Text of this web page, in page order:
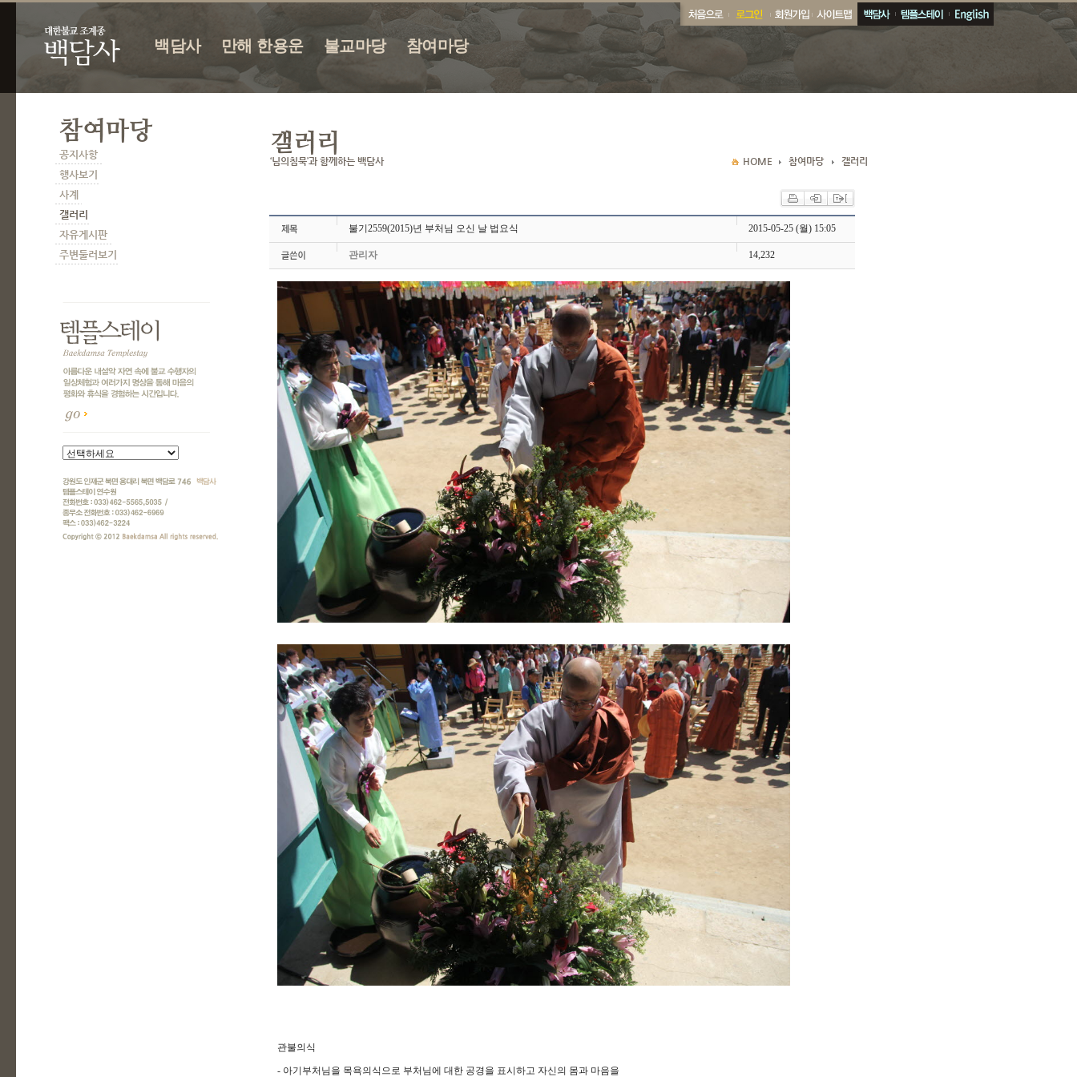
백담사 만해 한용운 불교마당 참여마당
불기2559(2015)년 부처님 오신 날 법요식 2015-05-25 (월) 15:05
관리자 14,232
관불의식
- 아기부처님을 목욕의식으로 부처님에 대한 공경을 표시하고 자신의 몸과 마음을